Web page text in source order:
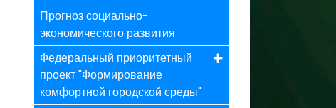
Прогноз социально-
экономического развития
Федеральный приоритетный
проект "Формирование
комфортной городской среды"